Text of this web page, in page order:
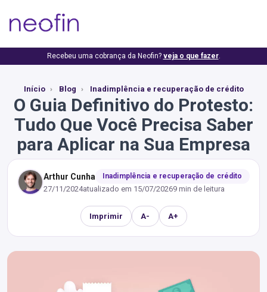
Recebeu uma cobrança da Neofin? veja o que fazer.
Início Blog Inadimplência e recuperação de crédito
O Guia Definitivo do Protesto:
Tudo Que Você Precisa Saber
para Aplicar na Sua Empresa
Arthur Cunha Inadimplência e recuperação de crédito
27/11/2024atualizado em 15/07/20269 min de leitura
Imprimir A- A+